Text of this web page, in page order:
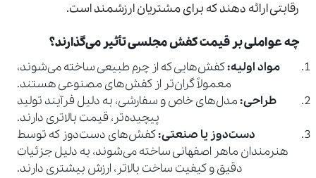
رقابتی ارائه دهند که برای مشتریان ارزشمند است.
چه عواملی بر قیمت کفش مجلسی تأثیر می‌گذارند؟
مواد اولیه:کفش‌هایی که از چرم طبیعی ساخته می‌شوند،
معمولاً گران‌تر از کفش‌های مصنوعی هستند.
طراحی:مدل‌های خاص و سفارشی، به دلیل فرآیند تولید
پیچیده‌تر، قیمت بالاتری دارند.
دست‌دوز یا صنعتی:کفش‌های دست‌دوز که توسط
هنرمندان ماهر اصفهانی ساخته می‌شوند، به دلیل جزئیات
دقیق و کیفیت ساخت بالاتر، ارزش بیشتری دارند.